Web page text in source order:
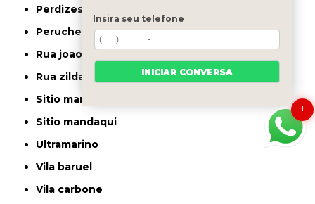
perdizes
peruche
rua joao ruthe
rua zilda
sitio manda aqui
sitio mandaqui
ultramarino
vila baruel
vila carbone
1
Insira seu telefone
INICIAR CONVERSA